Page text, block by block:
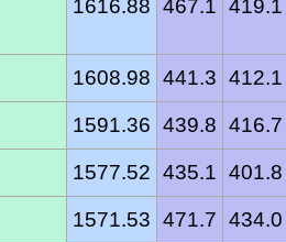
1616.88 467.1 419.1
1608.98 441.3 412.1
1591.36 439.8 416.7
1577.52 435.1 401.8
1571.53 471.7 434.0